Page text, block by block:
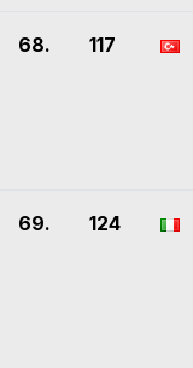
68. 117
69. 124